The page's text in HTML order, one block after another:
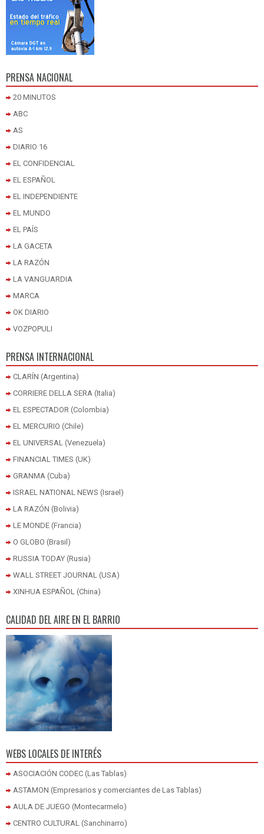
PRENSA NACIONAL
20 MINUTOS
ABC
AS
DIARIO 16
EL CONFIDENCIAL
EL ESPAÑOL
EL INDEPENDIENTE
EL MUNDO
EL PAÍS
LA GACETA
LA RAZÓN
LA VANGUARDIA
MARCA
OK DIARIO
VOZPOPULI
PRENSA INTERNACIONAL
CLARÍN (Argentina)
CORRIERE DELLA SERA (Italia)
EL ESPECTADOR (Colombia)
EL MERCURIO (Chile)
EL UNIVERSAL (Venezuela)
FINANCIAL TIMES (UK)
GRANMA (Cuba)
ISRAEL NATIONAL NEWS (Israel)
LA RAZÓN (Bolivia)
LE MONDE (Francia)
O GLOBO (Brasil)
RUSSIA TODAY (Rusia)
WALL STREET JOURNAL (USA)
XINHUA ESPAÑOL (China)
CALIDAD DEL AIRE EN EL BARRIO
WEBS LOCALES DE INTERÉS
ASOCIACIÓN CODEC (Las Tablas)
ASTAMON (Empresarios y comerciantes de Las Tablas)
AULA DE JUEGO (Montecarmelo)
CENTRO CULTURAL (Sanchinarro)